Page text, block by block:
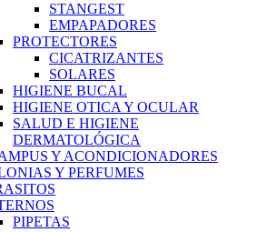
STANGEST
EMPAPADORES
PROTECTORES
CICATRIZANTES
SOLARES
HIGIENE BUCAL
HIGIENE OTICA Y OCULAR
SALUD E HIGIENE
DERMATOLÓGICA
Y ACONDICIONADORES
Y PERFUMES
PIPETAS